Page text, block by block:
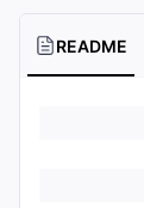
README